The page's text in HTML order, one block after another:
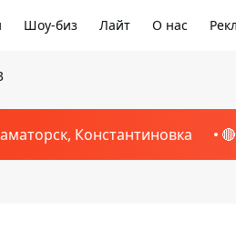
Шоу-биз Лайт О нас
Константиновка